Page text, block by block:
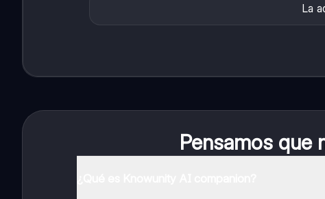
La
Pensamos que